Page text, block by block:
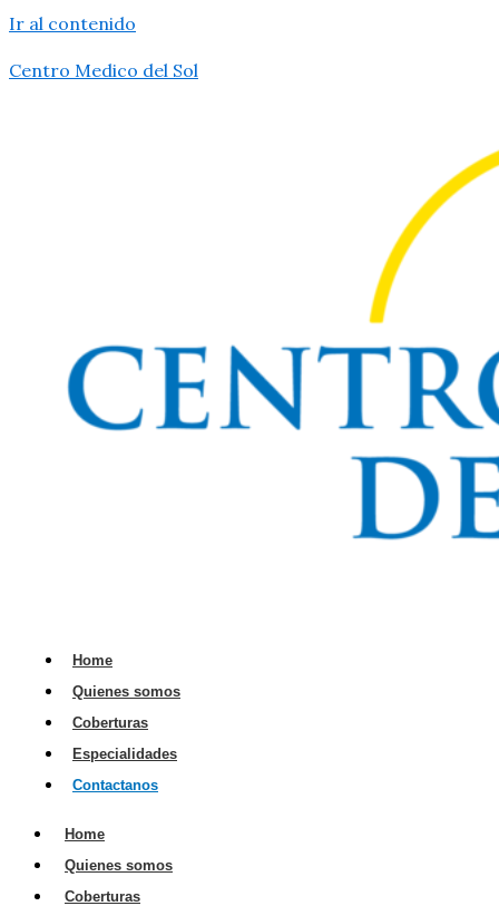
Ir al contenido
Centro Medico del Sol
Home
Quienes somos
Coberturas
Especialidades
Contactanos
Home
Quienes somos
Coberturas